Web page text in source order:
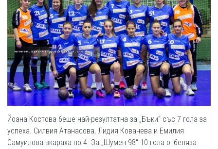
Йоана Костова беше най-резултатна за „Бъки“ със 7 гола за
успеха. Силвия Атанасова, Лидия Ковачева и Емилия
Самуилова вкараха по 4. За „Шумен 98“ 10 гола отбеляза